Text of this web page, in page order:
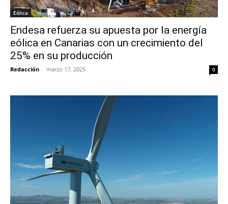
Eólica
Endesa refuerza su apuesta por la energía
eólica en Canarias con un crecimiento del
25% en su producción
Redacción - marzo 17, 2025 0